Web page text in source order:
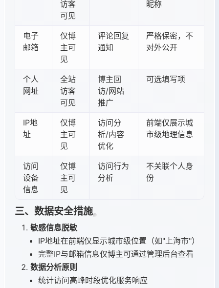
访客
可见
昵称
电子
邮箱
仅博
主可
见
评论回复
通知
严格保密，不
对外公开
个人
网址
全站
访客
可见
博主回
访/网站
推广
可选填写项
IP地
址
仅博
主可
见
访问分
析/内容
优化
前端仅展示城
市级地理信息
访问
设备
信息
仅博
主可
见
访问行为
分析
不关联个人身
份
三、数据安全措施
敏感信息脱敏
IP地址在前端仅显示城市级位置（如"上海市"）
完整IP与邮箱信息仅博主可通过管理后台查看
数据分析原则
统计访问高峰时段优化服务响应